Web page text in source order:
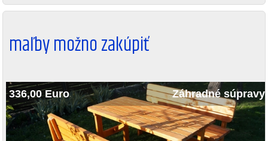
maľby možno zakúpiť
336,00 Euro Záhradné súpravy